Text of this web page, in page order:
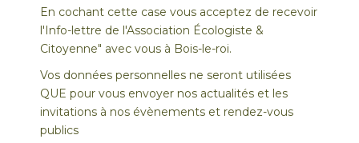
En cochant cette case vous acceptez de recevoir
l'Info-lettre de l'Association Écologiste &
Citoyenne" avec vous à Bois-le-roi.
Vos données personnelles ne seront utilisées
QUE pour vous envoyer nos actualités et les
invitations à nos évènements et rendez-vous
publics